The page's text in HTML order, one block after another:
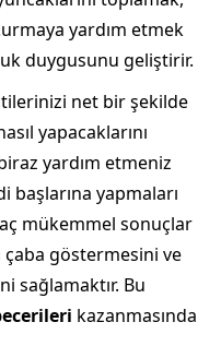
yardım etmek
duygusunu geliştirir.
net bir şekilde
yapacaklarını
yardım etmeniz
başlarına yapmaları
mükemmel sonuçlar
göstermesini ve
sağlamaktır. Bu
kazanmasında